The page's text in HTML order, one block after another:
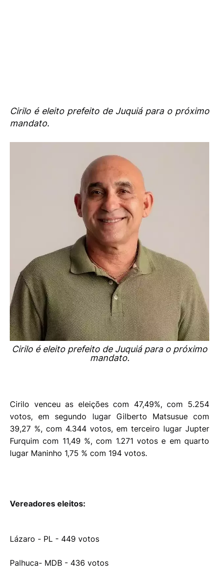
Cirilo é eleito prefeito de Juquiá para o próximo
mandato.
Cirilo é eleito prefeito de Juquiá para o próximo
mandato.
Cirilo venceu as eleições com 47,49%, com 5.254
votos, em segundo lugar Gilberto Matsusue com
39,27 %, com 4.344 votos, em terceiro lugar Jupter
Furquim com 11,49 %, com 1.271 votos e em quarto
lugar Maninho 1,75 % com 194 votos.
Vereadores eleitos:
Lázaro - PL - 449 votos
Palhuca- MDB - 436 votos